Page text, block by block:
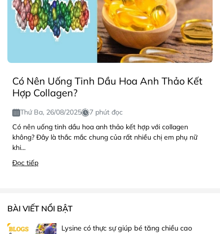
BÀI VIẾT NỔI BẬT
Lysine có thực sự giúp bé tăng chiều cao
Có Nên Uống Tinh Dầu Hoa Anh Thảo Kết
Hợp Collagen?
Thứ Ba, 26/08/2025
7 phút đọc
Có nên uống tinh dầu hoa anh thảo kết hợp với collagen
không? Đây là thắc mắc chung của rất nhiều chị em phụ nữ
khi...
Đọc tiếp